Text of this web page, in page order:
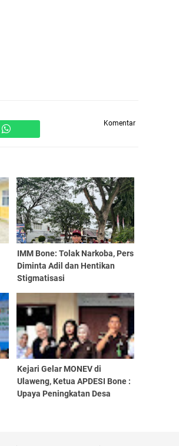
Komentar
IMM Bone: Tolak Narkoba, Pers
Diminta Adil dan Hentikan
Stigmatisasi
Kejari Gelar MONEV di
Ulaweng, Ketua APDESI Bone :
Upaya Peningkatan Desa